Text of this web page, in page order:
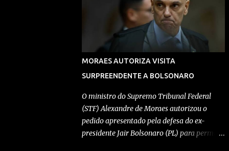
Rafael Durand
Visitar perfil
Rafael Paes
Redação Pensando Direita
Visitar perfil
Redação Pensando Direita
MORAES AUTORIZA VISITA
SURPREENDENTE A BOLSONARO
O ministro do Supremo Tribunal Federal
(STF) Alexandre de Moraes autorizou o
pedido apresentado pela defesa do ex-
presidente Jair Bolsonaro (PL) para permitir